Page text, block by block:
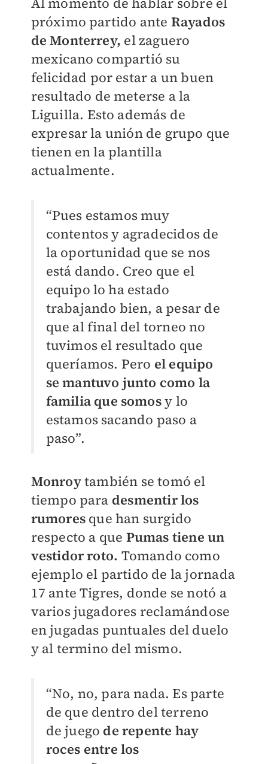
próximo partido ante Rayados
de Monterrey, el zaguero
mexicano compartió su
felicidad por estar a un buen
resultado de meterse a la
Liguilla. Esto además de
expresar la unión de grupo que
tienen en la plantilla
actualmente.
“Pues estamos muy
contentos y agradecidos de
la oportunidad que se nos
está dando. Creo que el
equipo lo ha estado
trabajando bien, a pesar de
que al final del torneo no
tuvimos el resultado que
queríamos. Pero el equipo
se mantuvo junto como la
familia que somosy lo
estamos sacando paso a
paso”.
Monroytambién se tomó el
tiempo para desmentir los
rumores que han surgido
respecto a que Pumas tiene un
vestidor roto. Tomando como
ejemplo el partido de la jornada
17 ante Tigres, donde se notó a
varios jugadores reclamándose
en jugadas puntuales del duelo
y al termino del mismo.
“No, no, para nada. Es parte
de que dentro del terreno
de juego de repente hay
roces entre los